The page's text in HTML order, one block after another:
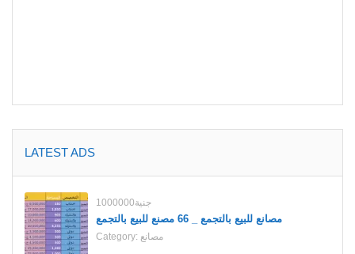
LATEST ADS
1000000جنية
مصانع للبيع بالتجمع _ 66 مصنع للبيع بالتجمع
Category: مصانع